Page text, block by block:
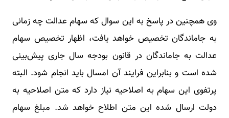
وی همچنین در پاسخ به این سوال که سهام عدالت چه زمانی
به جاماندگان تخصیص خواهد یافت، اظهار تخصیص سهام
عدالت به جاماندگان در قانون بودجه سال جاری پیش‌بینی
شده است و بنابراین فرایند آن امسال باید انجام شود. البته
پرتفوی این سهام به اصلاحیه نیاز دارد که متن اصلاحیه به
دولت ارسال شده این متن اطلاح خواهد شد. مبلغ سهام